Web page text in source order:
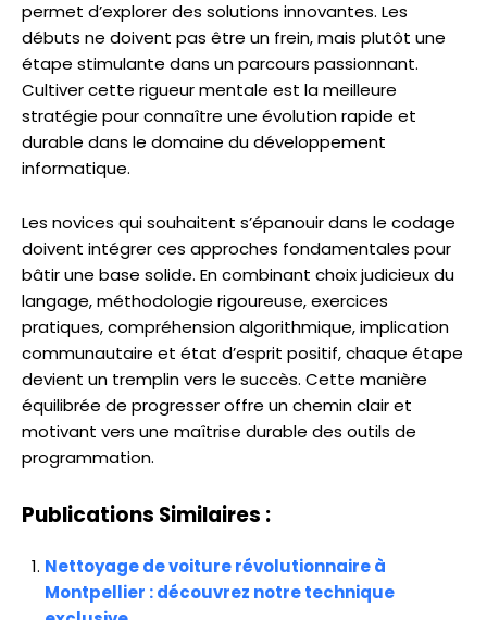
permet d’explorer des solutions innovantes. Les
débuts ne doivent pas être un frein, mais plutôt une
étape stimulante dans un parcours passionnant.
Cultiver cette rigueur mentale est la meilleure
stratégie pour connaître une évolution rapide et
durable dans le domaine du développement
informatique.
Les novices qui souhaitent s’épanouir dans le codage
doivent intégrer ces approches fondamentales pour
bâtir une base solide. En combinant choix judicieux du
langage, méthodologie rigoureuse, exercices
pratiques, compréhension algorithmique, implication
communautaire et état d’esprit positif, chaque étape
devient un tremplin vers le succès. Cette manière
équilibrée de progresser offre un chemin clair et
motivant vers une maîtrise durable des outils de
programmation.
Publications Similaires :
Nettoyage de voiture révolutionnaire à
Montpellier : découvrez notre technique